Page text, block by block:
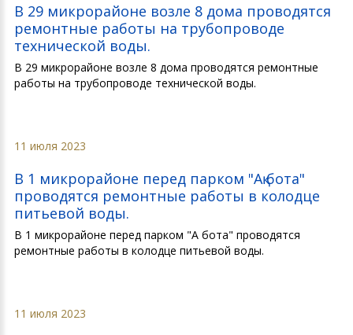
В 29 микрорайоне возле 8 дома проводятся
ремонтные работы на трубопроводе
технической воды.
В 29 микрорайоне возле 8 дома проводятся ремонтные
работы на трубопроводе технической воды.
11 июля 2023
В 1 микрорайоне перед парком "Ақ бота"
проводятся ремонтные работы в колодце
питьевой воды.
В 1 микрорайоне перед парком "Ақ бота" проводятся
ремонтные работы в колодце питьевой воды.
11 июля 2023